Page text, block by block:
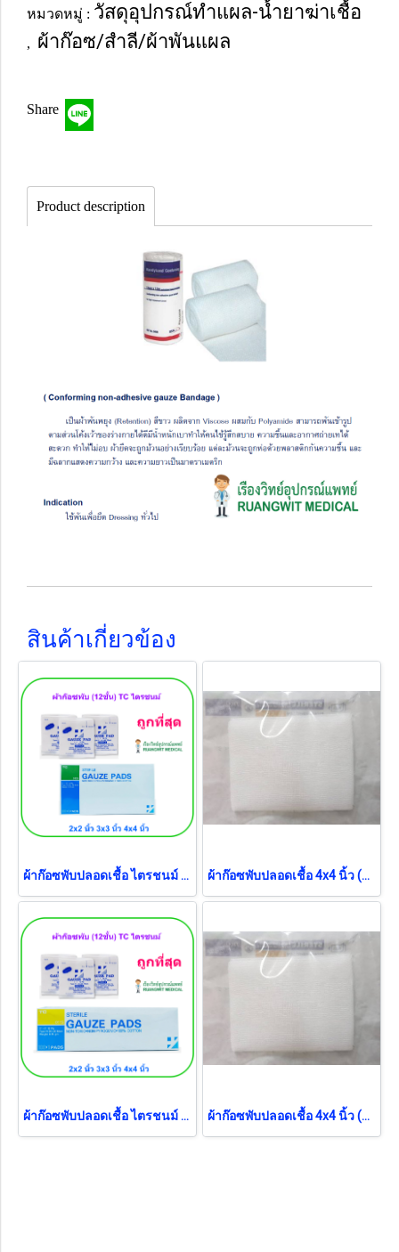
หมวดหมู่ : วัสดุอุปกรณ์ทำแผล-น้ำยาฆ่าเชื้อ
, ผ้าก๊อซ/สำลี/ผ้าพันแผล
Share
Product description
สินค้าเกี่ยวข้อง
ผ้าก๊อซพับปลอดเชื้อ ไตรชนม์ 4x4 นิ้ว (1ซอง/กล่อง) (12ชั้น) ผ้าก๊อซพับปลอดเชื้อ 4x4 นิ้ว (5ชิ้น/ซอง) (Thai Gauze)
ผ้าก๊อซพับปลอดเชื้อ ไตรชนม์ 2x2 นิ้ว (100ซอง/กล่อง) (12ชั้น) ยกกล่อง ผ้าก๊อซพับปลอดเชื้อ 4x4 นิ้ว (5ชิ้น/ซอง) (Thai Gauze) (exp 12-2026)